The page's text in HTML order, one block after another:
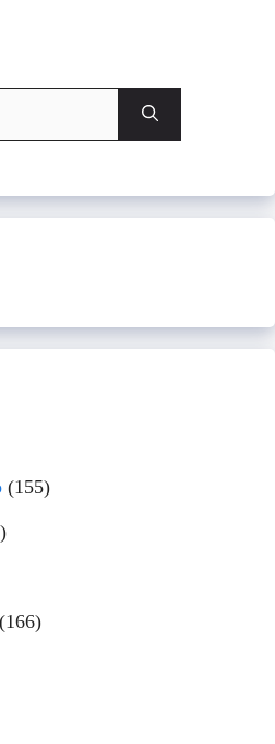
(155)
(166)